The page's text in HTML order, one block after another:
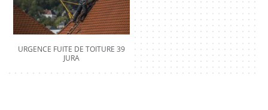
URGENCE FUITE DE TOITURE 39
JURA